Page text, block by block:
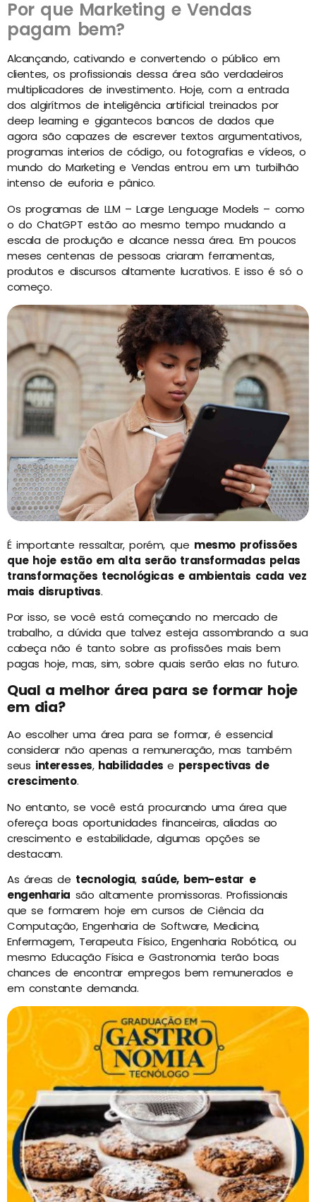
Por que Marketing e Vendas
pagam bem?
Alcançando, cativando e convertendo o público em
clientes, os profissionais dessa área são verdadeiros
multiplicadores de investimento. Hoje, com a entrada
dos algirítmos de inteligência artificial treinados por
deep learning e gigantecos bancos de dados que
agora são capazes de escrever textos argumentativos,
programas interios de código, ou fotografias e vídeos, o
mundo do Marketing e Vendas entrou em um turbilhão
intenso de euforia e pânico.
Os programas de LLM – Large Lenguage Models – como
o do ChatGPT estão ao mesmo tempo mudando a
escala de produção e alcance nessa área. Em poucos
meses centenas de pessoas criaram ferramentas,
produtos e discursos altamente lucrativos. E isso é só o
começo.
É importante ressaltar, porém, que mesmo profissões
que hoje estão em alta serão transformadas pelas
transformações tecnológicas e ambientais cada vez
mais disruptivas.
Por isso, se você está começando no mercado de
trabalho, a dúvida que talvez esteja assombrando a sua
cabeça não é tanto sobre as profissões mais bem
pagas hoje, mas, sim, sobre quais serão elas no futuro.
Qual a melhor área para se formar hoje
em dia?
Ao escolher uma área para se formar, é essencial
considerar não apenas a remuneração, mas também
seus interesses,habilidadese perspectivas de
crescimento.
No entanto, se você está procurando uma área que
ofereça boas oportunidades financeiras, aliadas ao
crescimento e estabilidade, algumas opções se
destacam.
As áreas de tecnologia,saúde, bem-estar e
engenharia são altamente promissoras. Profissionais
que se formarem hoje em cursos de Ciência da
Computação, Engenharia de Software, Medicina,
Enfermagem, Terapeuta Físico, Engenharia Robótica, ou
mesmo Educação Física e Gastronomia terão boas
chances de encontrar empregos bem remunerados e
em constante demanda.